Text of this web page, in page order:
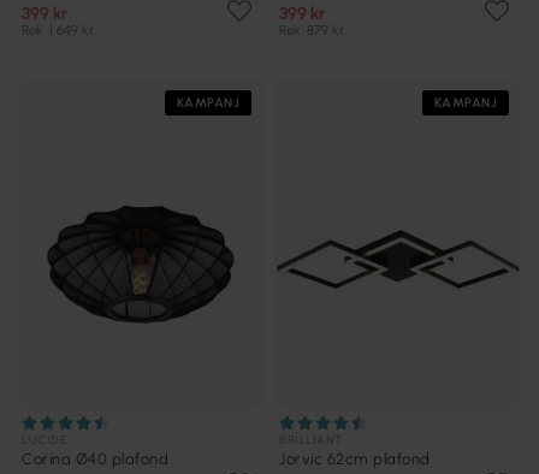
399 kr
Rek. 1 649 kr
399 kr
Rek. 879 kr
KAMPANJ
Corina Ø40 plafond
KAMPANJ
Jorvic 62cm plafond